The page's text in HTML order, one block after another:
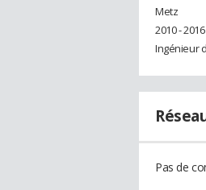
Metz
2010 - 2016
Ingénieur
Pas de